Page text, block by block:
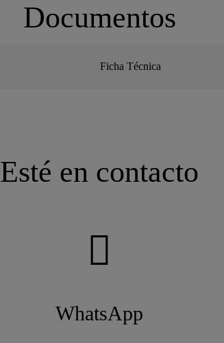
Documentos
Ficha Técnica
Esté en contacto
WhatsApp